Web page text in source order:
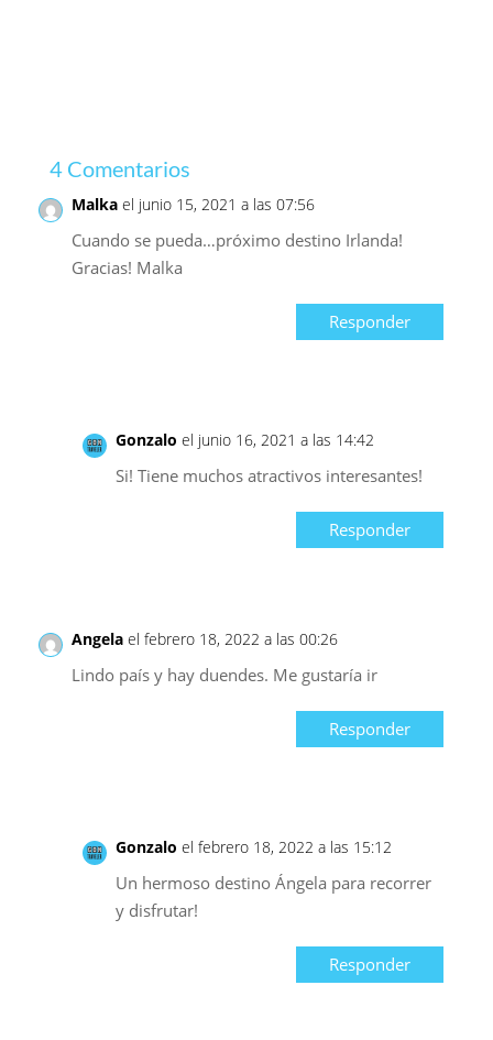
4 Comentarios
Malka el junio 15, 2021 a las 07:56
Cuando se pueda…próximo destino Irlanda!
Gracias! Malka
Responder
Gonzalo el junio 16, 2021 a las 14:42
Si! Tiene muchos atractivos interesantes!
Responder
Angela el febrero 18, 2022 a las 00:26
Lindo país y hay duendes. Me gustaría ir
Responder
Gonzalo el febrero 18, 2022 a las 15:12
Un hermoso destino Ángela para recorrer
y disfrutar!
Responder